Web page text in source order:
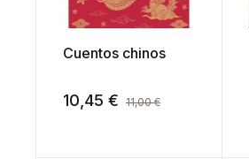
Cuentos chinos
10,45 € 11,00€